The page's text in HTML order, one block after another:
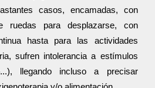
casos, encamadas, con
ruedas para desplazarse, con
hasta para las actividades
sufren intolerancia a estímulos
llegando incluso a precisar